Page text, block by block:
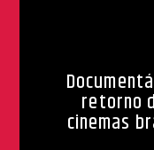
retorno
cinemas